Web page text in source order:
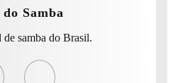
Samba
samba do Brasil.